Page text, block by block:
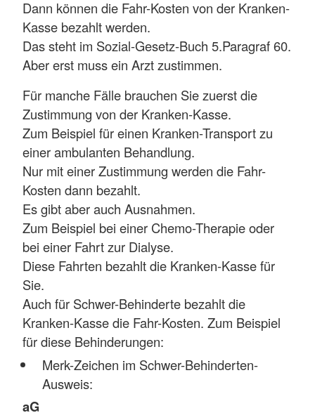
Dann können die Fahr-Kosten von der Kranken-
Kasse bezahlt werden.
Das steht im Sozial-Gesetz-Buch 5.Paragraf 60.
Aber erst muss ein Arzt zustimmen.
Für manche Fälle brauchen Sie zuerst die
Zustimmung von der Kranken-Kasse.
Zum Beispiel für einen Kranken-Transport zu
einer ambulanten Behandlung.
Nur mit einer Zustimmung werden die Fahr-
Kosten dann bezahlt.
Es gibt aber auch Ausnahmen.
Zum Beispiel bei einer Chemo-Therapie oder
bei einer Fahrt zur Dialyse.
Diese Fahrten bezahlt die Kranken-Kasse für
Sie.
Auch für Schwer-Behinderte bezahlt die
Kranken-Kasse die Fahr-Kosten. Zum Beispiel
für diese Behinderungen:
Merk-Zeichen im Schwer-Behinderten-
Ausweis:
aG